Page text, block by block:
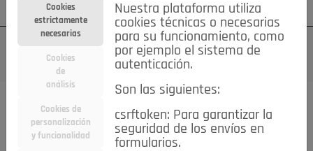
Su cuenta Regístrese ¿Olvidó su contraseña?
Cookies
estrictamente
necesarias
Cookies
de
análisis
Cookies de
personalización
y funcionalidad
Nuestra plataforma utiliza
cookies técnicas o necesarias
para su funcionamiento, como
por ejemplo el sistema de
autenticación.
Son las siguientes:
csrftoken: Para garantizar la
seguridad de los envíos en
formularios.